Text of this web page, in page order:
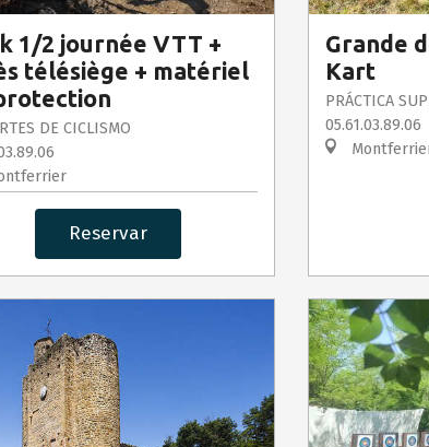
1/2 journée VTT +
télésiège + matériel
DE CICLISMO
Reservar
Grande
Kart
PRÁCTICA
05.61.03.89.06